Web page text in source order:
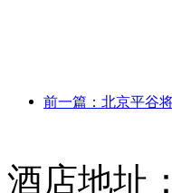
酒店地址